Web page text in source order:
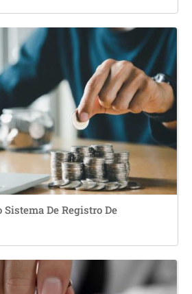
Sistema De Registro De